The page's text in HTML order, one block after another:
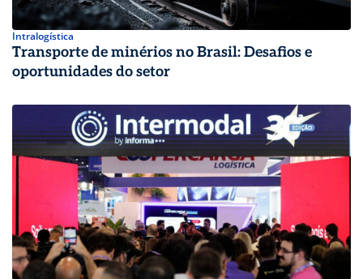
Intralogística
Transporte de minérios no Brasil: Desafios e
oportunidades do setor